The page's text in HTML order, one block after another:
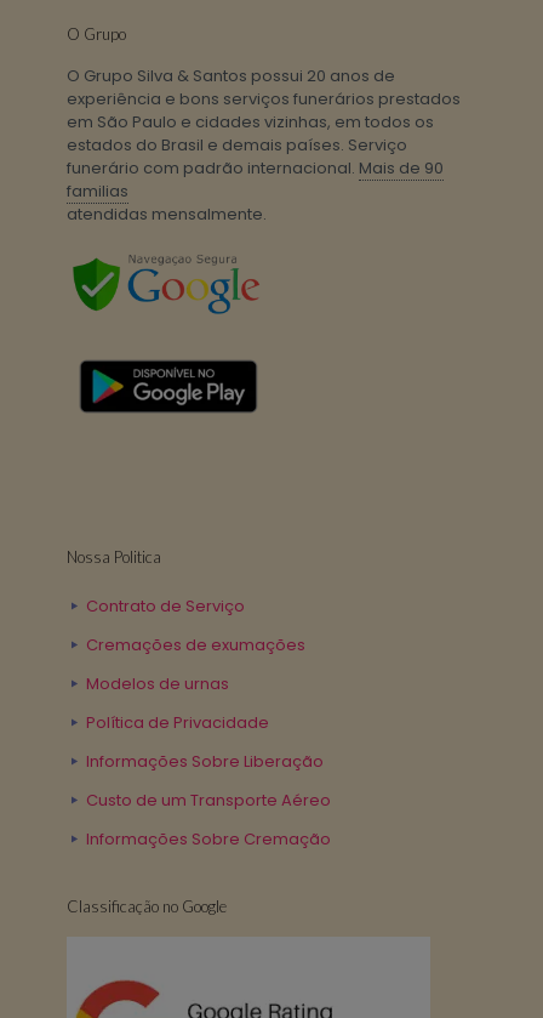
O Grupo
O Grupo Silva & Santos possui 20 anos de
experiência e bons serviços funerários prestados
em São Paulo e cidades vizinhas, em todos os
estados do Brasil e demais países. Serviço
funerário com padrão internacional. Mais de 90
familias
atendidas mensalmente.
Nossa Politica
Contrato de Serviço
Cremações de exumações
Modelos de urnas
Política de Privacidade
Informações Sobre Liberação
Custo de um Transporte Aéreo
Informações Sobre Cremação
Classificação no Google